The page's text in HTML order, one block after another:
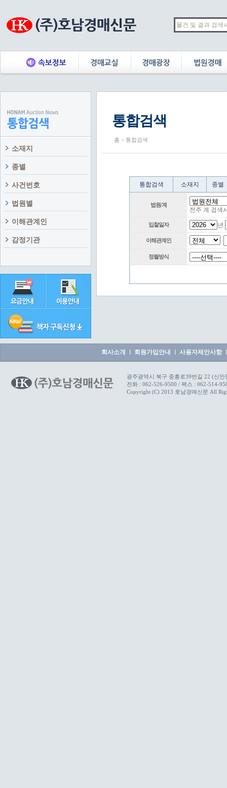
소재지
종별
사건번호
법원별
이해관계인
감정기관
통합검색
홈 > 통합검색
통합검색 소재지 종별
법원/계
전주 계 검색
입찰일자 년
이해관계인
정렬방식
회사소개 회원가입안내 사용자제안사항
광주광역시 북구 중흥로39번길 22 (신
전화 : 062-526-9500 / 팩스 : 062-514-
Copyright (C) 2013 호남경매신문 All